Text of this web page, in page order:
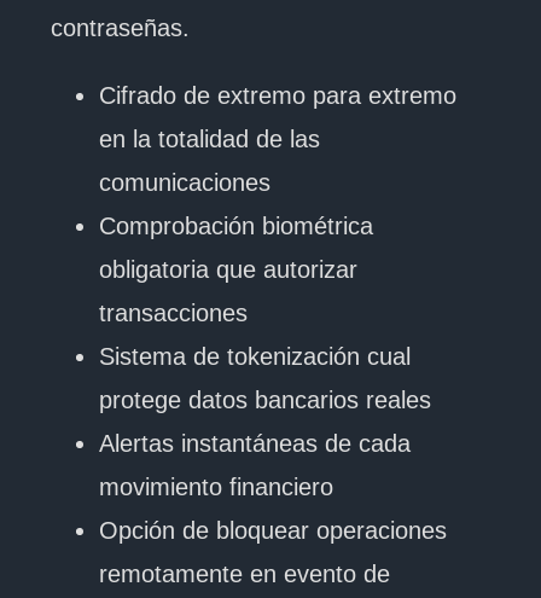
contraseñas.
Cifrado de extremo para extremo
en la totalidad de las
comunicaciones
Comprobación biométrica
obligatoria que autorizar
transacciones
Sistema de tokenización cual
protege datos bancarios reales
Alertas instantáneas de cada
movimiento financiero
Opción de bloquear operaciones
remotamente en evento de